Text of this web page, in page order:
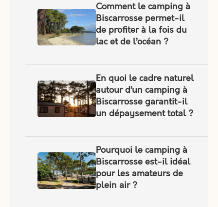
Comment le camping à
Biscarrosse permet-il
de profiter à la fois du
lac et de l’océan ?
En quoi le cadre naturel
autour d’un camping à
Biscarrosse garantit-il
un dépaysement total ?
Pourquoi le camping à
Biscarrosse est-il idéal
pour les amateurs de
plein air ?